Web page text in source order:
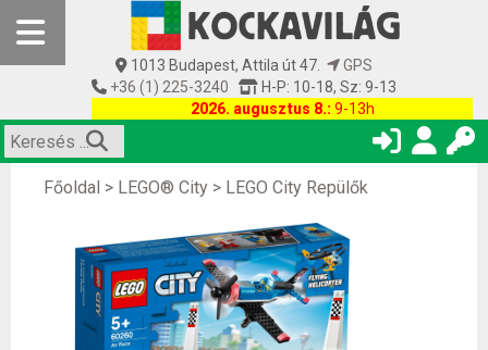
1013 Budapest, Attila út 47.
GPS
+36 (1) 225-3240
H-P: 10-18, Sz: 9-13
2026. augusztus 8.: 9-13h
Főoldal > LEGO® City > LEGO City Repülők